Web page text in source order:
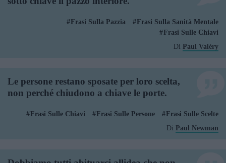
Frasi Sulla Pazzia
Frasi Sulla Sanità Mentale
Frasi Sulle Chiavi
Di Paul Valéry
Le persone restano sposate per loro scelta,
non perché chiudono a chiave le porte.
Frasi Sulle Chiavi Frasi Sulle Persone
Frasi Sulle Scelte
Di Paul Newman